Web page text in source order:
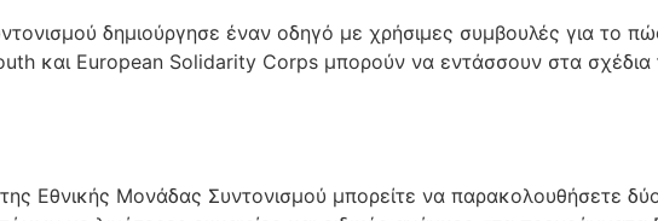
δημιούργησε έναν οδηγό με χρήσιμες συμβουλές για το
και European Solidarity Corps μπορούν να εντάσσουν στα σχέδια
Εθνικής Μονάδας Συντονισμού μπορείτε να παρακολουθήσετε